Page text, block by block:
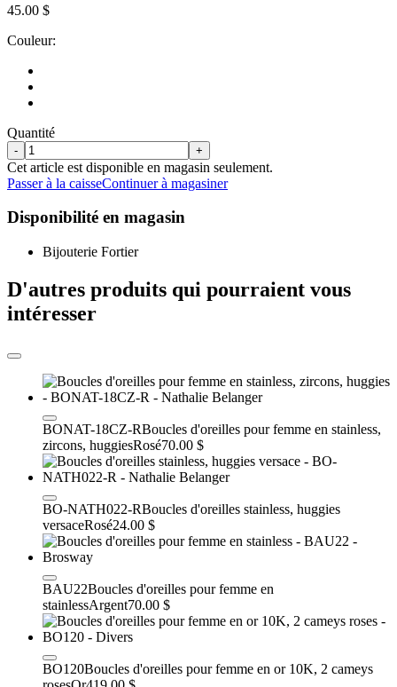
45.00 $
Couleur:
Quantité
- +
Cet article est disponible en magasin seulement.
Passer à la caisseContinuer à magasiner
Disponibilité en magasin
Bijouterie Fortier
D'autres produits qui pourraient vous
intéresser
BONAT-18CZ-RBoucles d'oreilles pour femme en stainless,
zircons, huggiesRosé70.00 $
BO-NATH022-RBoucles d'oreilles stainless, huggies
versaceRosé24.00 $
BAU22Boucles d'oreilles pour femme en
stainlessArgent70.00 $
BO120Boucles d'oreilles pour femme en or 10K, 2 cameys